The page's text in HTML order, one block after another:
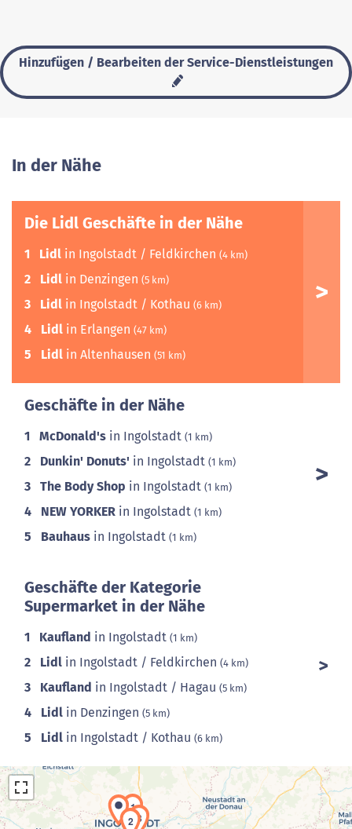
Hinzufügen / Bearbeiten der Service-Dienstleistungen
In der Nähe
Die Lidl Geschäfte in der Nähe
1 Lidl in Ingolstadt / Feldkirchen (4 km)
2 Lidl in Denzingen (5 km)
3 Lidl in Ingolstadt / Kothau (6 km)
4 Lidl in Erlangen (47 km)
5 Lidl in Altenhausen (51 km)
Geschäfte in der Nähe
1 McDonald's in Ingolstadt (1 km)
2 Dunkin' Donuts' in Ingolstadt (1 km)
3 The Body Shop in Ingolstadt (1 km)
4 NEW YORKER in Ingolstadt (1 km)
5 Bauhaus in Ingolstadt (1 km)
Geschäfte der Kategorie
Supermarket in der Nähe
1 Kaufland in Ingolstadt (1 km)
2 Lidl in Ingolstadt / Feldkirchen (4 km)
3 Kaufland in Ingolstadt / Hagau (5 km)
4 Lidl in Denzingen (5 km)
5 Lidl in Ingolstadt / Kothau (6 km)
1
2 3